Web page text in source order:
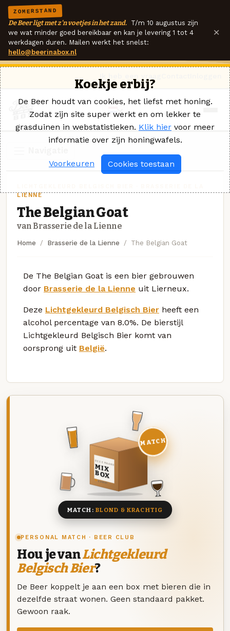
ZOMERSTAND
De Beer ligt met z'n voetjes in het zand. T/m 10 augustus zijn
we wat minder goed bereikbaar en kan je levering 1 tot 4
werkdagen duren. Mailen werkt het snelst:
hello@beerinabox.nl
×
LIENNE
The Belgian Goat
van Brasserie de la Lienne
Home Brasserie de la Lienne The Belgian Goat
De The Belgian Goat is een bier gebrouwen
door Brasserie de la Lienne uit Lierneux.
Deze Lichtgekleurd Belgisch Bier heeft een
alcohol percentage van 8.0%. De bierstijl
Lichtgekleurd Belgisch Bier komt van
oorsprong uit België.
PERSONAL MATCH · BEER CLUB
Hou je vanLichtgekleurd
Belgisch Bier?
De Beer koppelt je aan een box met bieren die in
dezelfde straat wonen. Geen standaard pakket.
Gewoon raak.
DEZE MAAND
MIX
BOX
8 BIEREN
MATCH
MATCH: BLOND & KRACHTIG
Koekje erbij?
De Beer houdt van cookies, het liefst met honing.
Zodat zijn site super werkt en om lekker te
grasduinen in webstatistieken. Klik hier voor meer
informatie over zijn honingwafels.
Voorkeuren Cookies toestaan